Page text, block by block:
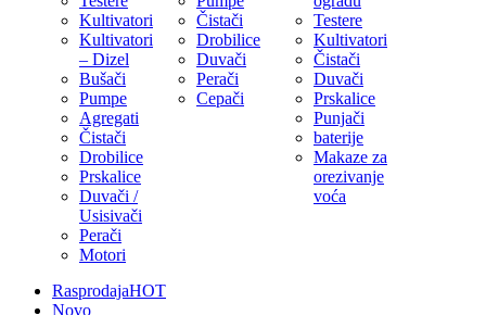
Kultivatori
Kultivatori
– Dizel
Bušači
Pumpe
Agregati
Čistači
Drobilice
Prskalice
Duvači /
Usisivači
Perači
Motori
Čistači
Drobilice
Duvači
Perači
Cepači
Testere
Kultivatori
Čistači
Duvači
Prskalice
Punjači
baterije
Makaze za
orezivanje
voća
RasprodajaHOT
Novo